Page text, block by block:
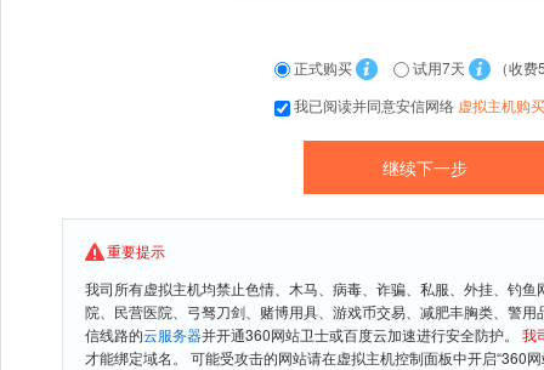
正式购买 试用7天
（收费
我已阅读并同意安信网络 虚拟主机购
重要提示
我司所有虚拟主机均禁止色情、木马、病毒、诈骗、私服、外挂、钓
院、民营医院、弓驽刀剑、赌博用具、游戏币交易、减肥丰胸类、警
信线路的云服务器并开通360网站卫士或百度云加速进行安全防护。 我
才能绑定域名。 可能受攻击的网站请在虚拟主机控制面板中开启“360